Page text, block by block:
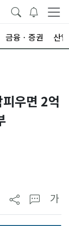
금융ㆍ증권 산업
우면 2억
가